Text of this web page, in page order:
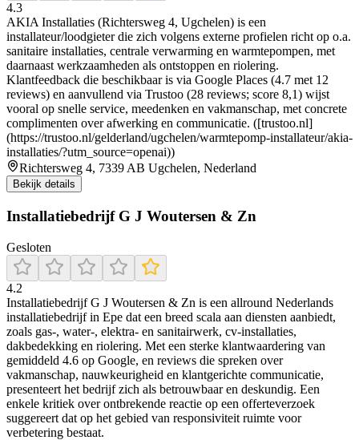
4.3
AKIA Installaties (Richtersweg 4, Ugchelen) is een
installateur/loodgieter die zich volgens externe profielen richt op o.a.
sanitaire installaties, centrale verwarming en warmtepompen, met
daarnaast werkzaamheden als ontstoppen en riolering.
Klantfeedback die beschikbaar is via Google Places (4.7 met 12
reviews) en aanvullend via Trustoo (28 reviews; score 8,1) wijst
vooral op snelle service, meedenken en vakmanschap, met concrete
complimenten over afwerking en communicatie. ([trustoo.nl]
(https://trustoo.nl/gelderland/ugchelen/warmtepomp-installateur/akia-
installaties/?utm_source=openai))
Richtersweg 4, 7339 AB Ugchelen, Nederland
Bekijk details
Installatiebedrijf G J Woutersen & Zn
Gesloten
4.2
Installatiebedrijf G J Woutersen & Zn is een allround Nederlands
installatiebedrijf in Epe dat een breed scala aan diensten aanbiedt,
zoals gas‑, water‑, elektra‑ en sanitairwerk, cv-installaties,
dakbedekking en riolering. Met een sterke klantwaardering van
gemiddeld 4.6 op Google, en reviews die spreken over
vakmanschap, nauwkeurigheid en klantgerichte communicatie,
presenteert het bedrijf zich als betrouwbaar en deskundig. Een
enkele kritiek over ontbrekende reactie op een offerteverzoek
suggereert dat op het gebied van responsiviteit ruimte voor
verbetering bestaat.